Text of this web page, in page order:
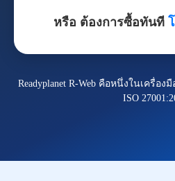
หรือ ต้องการซื้อทันที
Readyplanet R-Web คือหนึ่งในเครื่อ
ISO